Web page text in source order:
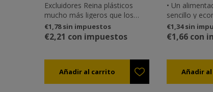
Excluidores Reina plásticos
mucho más ligeros que los
excluidores metálicos y por eso
son mucho más fáciles de
mover, instalar y coleccionar en
las abejas. Sólo 3mm de
espesor para que los
€1,78 sin impuestos
€2,21 con impuestos
• Un
sencillo y
partes
escalones
se
evitar por
ahogamiento
€1,34 sin
€1,66 con